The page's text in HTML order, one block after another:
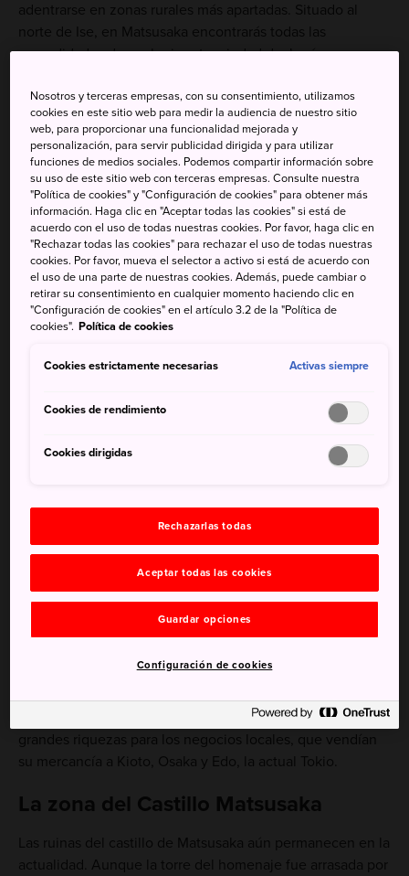
adentrarse en zonas rurales más apartadas. Situado al
norte de Ise, en Matsusaka encontrarás todas las
comodidades de cualquier otra ciudad de Japón.
No te pierdas
Festivales de la zona muy animados
Descubrir la historia de la época de los shogun
La afamada carne de ternera de Matsusaka
Cómo llegar
Matsusaka está bien comunicada a través de las líneas JR
de Namba, en Osaka, está a 1 hora y media y la de Kioto
Una ciudad con una respetable
historia mercantil
Durante la época medieval en la que los shogun
gobernaban el territorio, Matsusaka fue una ciudad
gobernaban Japón. En esa misma época, la producción de
«Matsusaka Momen» prosperó en la ciudad, lo que supuso
grandes riquezas para los negocios locales, que vendían
su mercancía a Kioto, Osaka y Edo, la actual Tokio.
La zona del Castillo Matsusaka
Las ruinas del castillo de Matsusaka aún permanecen en la
actualidad. Aunque la torre del homenaje fue arrasada por
Nosotros y terceras empresas, con su consentimiento, utilizamos
cookies en este sitio web para medir la audiencia de nuestro sitio
web, para proporcionar una funcionalidad mejorada y
personalización, para servir publicidad dirigida y para utilizar
funciones de medios sociales. Podemos compartir información sobre
su uso de este sitio web con terceras empresas. Consulte nuestra
"Política de cookies" y "Configuración de cookies" para obtener más
información. Haga clic en "Aceptar todas las cookies" si está de
acuerdo con el uso de todas nuestras cookies. Por favor, haga clic en
"Rechazar todas las cookies" para rechazar el uso de todas nuestras
cookies. Por favor, mueva el selector a activo si está de acuerdo con
el uso de una parte de nuestras cookies. Además, puede cambiar o
retirar su consentimiento en cualquier momento haciendo clic en
"Configuración de cookies" en el artículo 3.2 de la "Política de
cookies". Política de cookies
Cookies estrictamente necesarias Activas siempre
Cookies de rendimiento
Cookies dirigidas
Rechazarlas todas
Aceptar todas las cookies
Guardar opciones
Configuración de cookies